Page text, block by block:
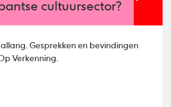
cultuursector?
allang. Gesprekken en bevindingen
Verkenning.